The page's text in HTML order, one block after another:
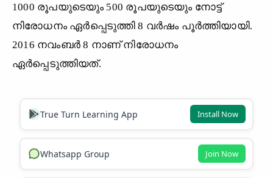
1000 രൂപയുടെയും 500 രൂപയുടെയും നോട്ട്
നിരോധനം ഏർപ്പെടുത്തി 8 വർഷം പൂർത്തിയായി.
2016 നവംബർ 8 നാണ് നിരോധനം
ഏർപ്പെടുത്തിയത്.
True Turn Learning App Install Now
Whatsapp Group Join Now